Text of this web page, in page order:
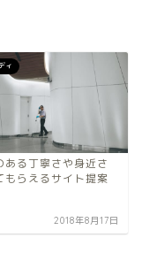
ィ
ある丁寧さや身近さ
もらえるサイト提案
2018年8月17日